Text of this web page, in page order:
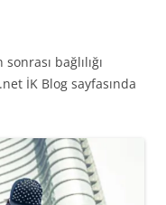
bağlılığı
İK Blog sayfasında